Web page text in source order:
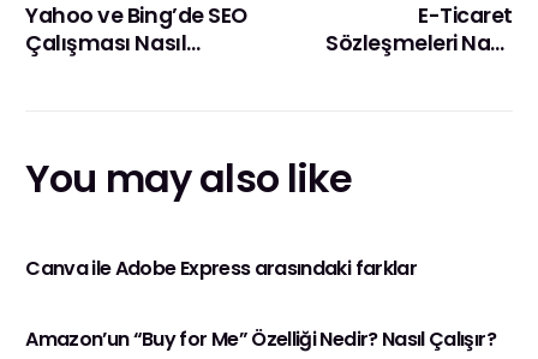
Yahoo ve Bing’de SEO
Çalışması Nasıl
E-Ticaret
Sözleşmeleri Nasıl
You may also like
Canva ile Adobe Express arasındaki farklar
Amazon’un “Buy for Me” Özelliği Nedir? Nasıl Çalışır?